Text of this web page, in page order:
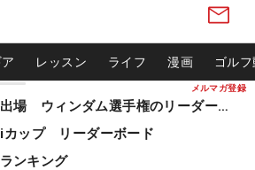
メルマガ登録
レッスン ライフ 漫画 ゴル
松山英樹ら出場 ウィンダム選手権のリーダーボード
カップ リーダーボード
ンキング